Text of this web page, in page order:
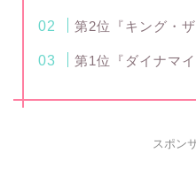
第2位『キング・ザ
第1位『ダイナマイ
スポン